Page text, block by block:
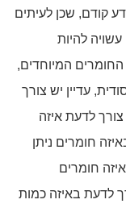
קודם, שכן לעיתים
להיות
המיוחדים,
עדיין יש צורך
לדעת איזה
חומרים ניתן
חומרים
לדעת באיזה כמות